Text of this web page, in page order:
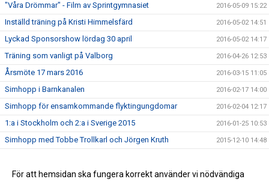
"Våra Drömmar" - Film av Sprintgymnasiet 2016-05-09 15:22
Inställd träning på Kristi Himmelsfärd 2016-05-02 14:51
Lyckad Sponsorshow lördag 30 april 2016-05-02 14:17
Träning som vanligt på Valborg 2016-04-26 12:53
Årsmöte 17 mars 2016 2016-03-15 11:05
Simhopp i Barnkanalen 2016-02-17 14:00
Simhopp för ensamkommande flyktingungdomar 2016-02-04 12:17
1:a i Stockholm och 2:a i Sverige 2015 2016-01-25 10:53
Simhopp med Tobbe Trollkarl och Jörgen Kruth 2015-12-10 14:48
Dive of Hope drog in 70000 kr! 2015-10-05 13:04
För att hemsidan ska fungera korrekt använder vi nödvändiga